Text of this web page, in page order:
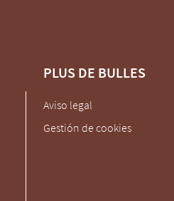
PLUS DE BULLES
Aviso legal
Gestión de cookies